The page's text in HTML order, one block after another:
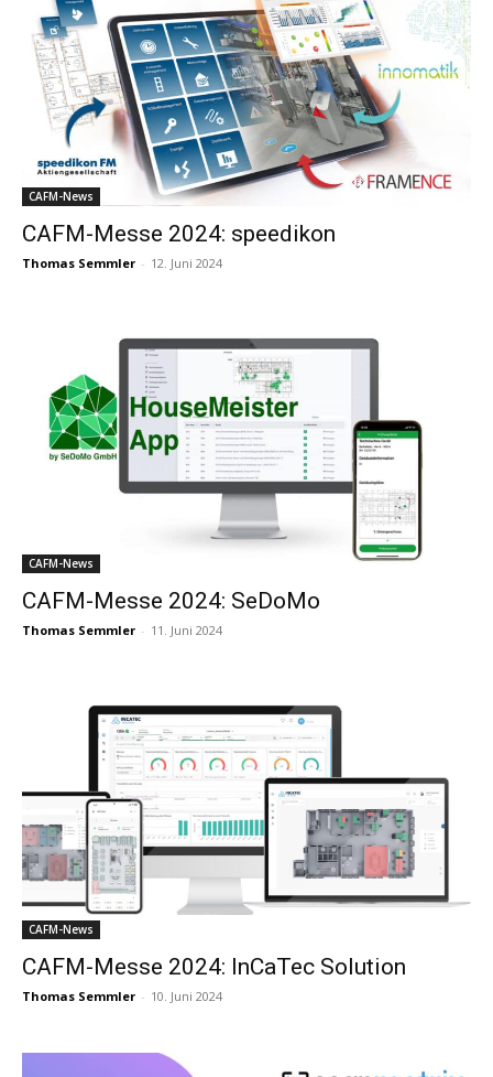
CAFM-News
CAFM-Messe 2024: speedikon
Thomas Semmler - 12. Juni 2024
CAFM-News
CAFM-Messe 2024: SeDoMo
Thomas Semmler - 11. Juni 2024
CAFM-News
CAFM-Messe 2024: InCaTec Solution
Thomas Semmler - 10. Juni 2024